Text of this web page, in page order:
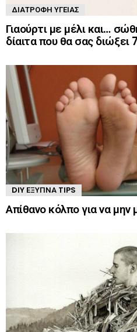
ΔΙΑΤΡΟΦΉ ΥΓΕΊΑΣ
Γιαούρτι με μέλι και…
δίαιτα που θα σας διώξει
DIY ΈΞΥΠΝΑ TIPS
Απίθανο κόλπο για να μην